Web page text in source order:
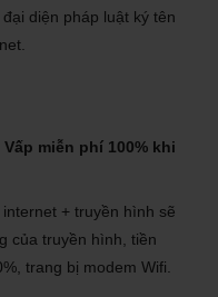
diện pháp luật ký tên
miễn phí 100% khi
+ truyền hình sẽ
của truyền hình, tiền
trang bị modem Wifi.